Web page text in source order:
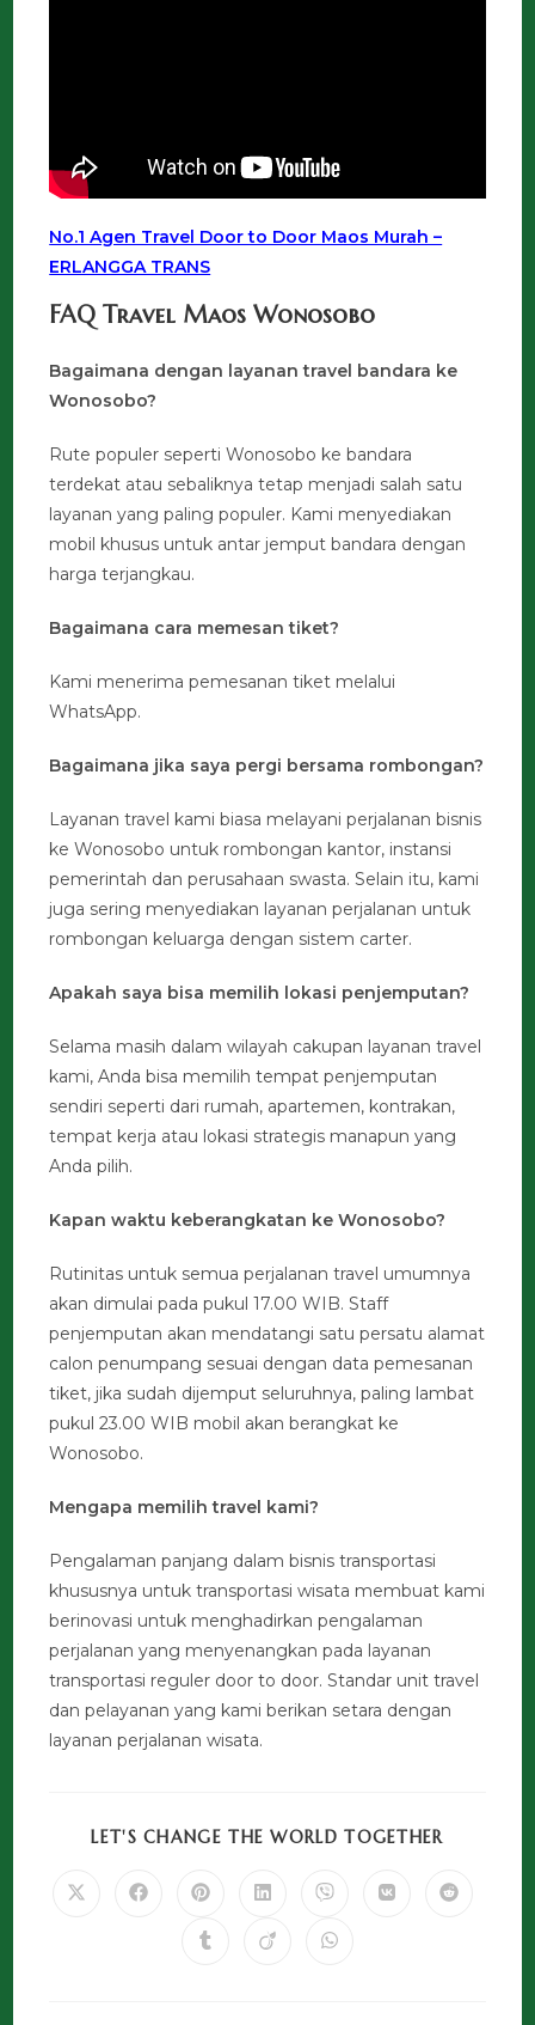
No.1 Agen Travel Door to Door Maos Murah –
ERLANGGA TRANS
FAQ Travel Maos Wonosobo
Bagaimana dengan layanan travel bandara ke
Wonosobo?
Rute populer seperti Wonosobo ke bandara
terdekat atau sebaliknya tetap menjadi salah satu
layanan yang paling populer. Kami menyediakan
mobil khusus untuk antar jemput bandara dengan
harga terjangkau.
Bagaimana cara memesan tiket?
Kami menerima pemesanan tiket melalui
WhatsApp.
Bagaimana jika saya pergi bersama rombongan?
Layanan travel kami biasa melayani perjalanan bisnis
ke Wonosobo untuk rombongan kantor, instansi
pemerintah dan perusahaan swasta. Selain itu, kami
juga sering menyediakan layanan perjalanan untuk
rombongan keluarga dengan sistem carter.
Apakah saya bisa memilih lokasi penjemputan?
Selama masih dalam wilayah cakupan layanan travel
kami, Anda bisa memilih tempat penjemputan
sendiri seperti dari rumah, apartemen, kontrakan,
tempat kerja atau lokasi strategis manapun yang
Anda pilih.
Kapan waktu keberangkatan ke Wonosobo?
Rutinitas untuk semua perjalanan travel umumnya
akan dimulai pada pukul 17.00 WIB. Staff
penjemputan akan mendatangi satu persatu alamat
calon penumpang sesuai dengan data pemesanan
tiket, jika sudah dijemput seluruhnya, paling lambat
pukul 23.00 WIB mobil akan berangkat ke
Wonosobo.
Mengapa memilih travel kami?
Pengalaman panjang dalam bisnis transportasi
khususnya untuk transportasi wisata membuat kami
berinovasi untuk menghadirkan pengalaman
perjalanan yang menyenangkan pada layanan
transportasi reguler door to door. Standar unit travel
dan pelayanan yang kami berikan setara dengan
layanan perjalanan wisata.
LET'S CHANGE THE WORLD TOGETHER